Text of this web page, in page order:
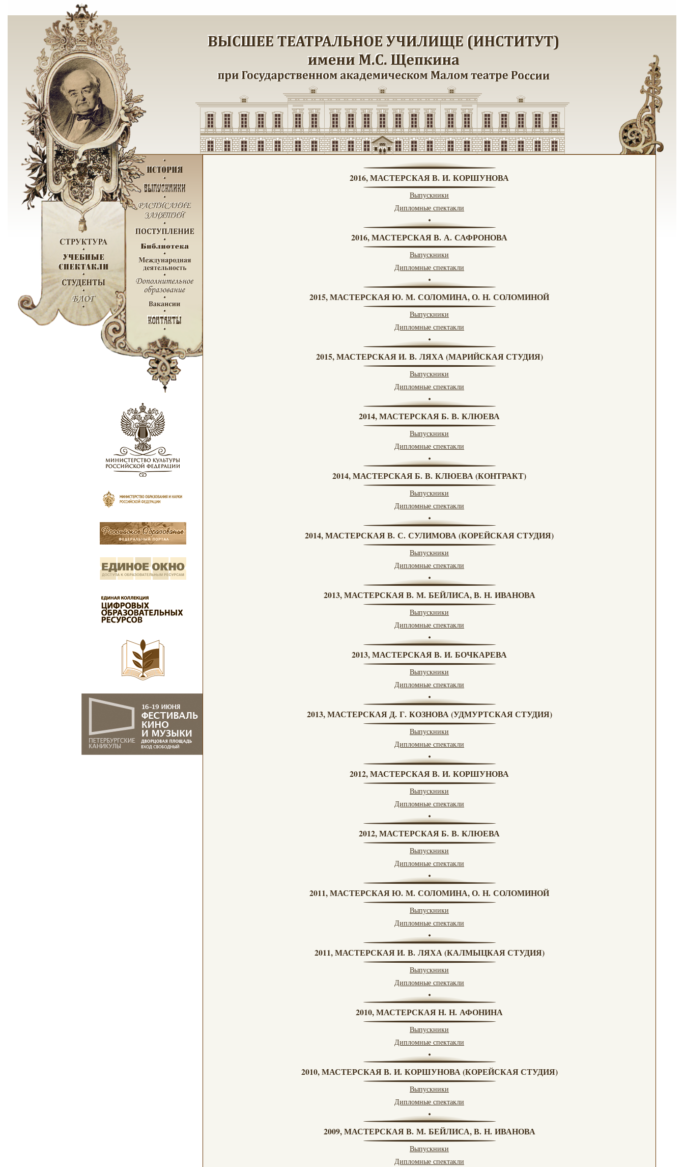
2016, МАСТЕРСКАЯ В. И. КОРШУНОВА
Выпускники
Дипломные спектакли
2016, МАСТЕРСКАЯ В. А. САФРОНОВА
Выпускники
Дипломные спектакли
2015, МАСТЕРСКАЯ Ю. М. СОЛОМИНА, О. Н. СОЛОМИНОЙ
Выпускники
Дипломные спектакли
2015, МАСТЕРСКАЯ И. В. ЛЯХА (МАРИЙСКАЯ СТУДИЯ)
Выпускники
Дипломные спектакли
2014, МАСТЕРСКАЯ Б. В. КЛЮЕВА
Выпускники
Дипломные спектакли
2014, МАСТЕРСКАЯ Б. В. КЛЮЕВА (КОНТРАКТ)
Выпускники
Дипломные спектакли
2014, МАСТЕРСКАЯ В. С. СУЛИМОВА (КОРЕЙСКАЯ СТУДИЯ)
Выпускники
Дипломные спектакли
2013, МАСТЕРСКАЯ В. М. БЕЙЛИСА, В. Н. ИВАНОВА
Выпускники
Дипломные спектакли
2013, МАСТЕРСКАЯ В. И. БОЧКАРЕВА
Выпускники
Дипломные спектакли
2013, МАСТЕРСКАЯ Д. Г. КОЗНОВА (УДМУРТСКАЯ СТУДИЯ)
Выпускники
Дипломные спектакли
2012, МАСТЕРСКАЯ В. И. КОРШУНОВА
Выпускники
Дипломные спектакли
2012, МАСТЕРСКАЯ Б. В. КЛЮЕВА
Выпускники
Дипломные спектакли
2011, МАСТЕРСКАЯ Ю. М. СОЛОМИНА, О. Н. СОЛОМИНОЙ
Выпускники
Дипломные спектакли
2011, МАСТЕРСКАЯ И. В. ЛЯХА (КАЛМЫЦКАЯ СТУДИЯ)
Выпускники
Дипломные спектакли
2010, МАСТЕРСКАЯ Н. Н. АФОНИНА
Выпускники
Дипломные спектакли
2010, МАСТЕРСКАЯ В. И. КОРШУНОВА (КОРЕЙСКАЯ СТУДИЯ)
Выпускники
Дипломные спектакли
2009, МАСТЕРСКАЯ В. М. БЕЙЛИСА, В. Н. ИВАНОВА
Выпускники
Дипломные спектакли